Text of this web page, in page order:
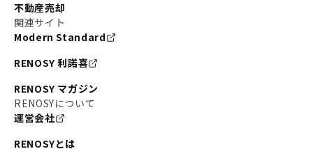
不動産売却
関連サイト
Modern Standard
RENOSY 利諾喜
RENOSY マガジン
RENOSYについて
運営会社
RENOSYとは